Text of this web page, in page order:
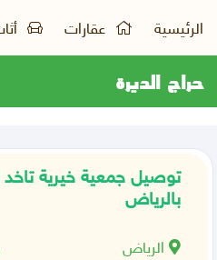
الرئيسية عقارات
حراج الديرة
توصيل جمعية خيرية
بالرياض
الرياض